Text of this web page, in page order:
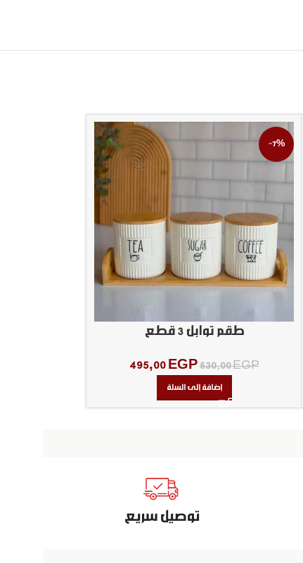
-7%
طقم توابل 3 قطع
530,00EGP
495,00 EGP
إضافة إلى السلة
توصيل سريع